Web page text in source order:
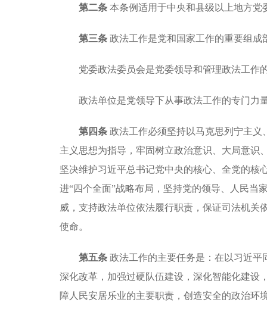
第二条 本条例适用于中央和县级以上地方
第三条 政法工作是党和国家工作的重要组
党委政法委员会是党委领导和管理政法工作
政法单位是党领导下从事政法工作的专门力
第四条 政法工作必须坚持以马克思列宁主义
主义思想为指导，牢固树立政治意识、大局意识
坚决维护习近平总书记党中央的核心、全党的核
进“四个全面”战略布局，坚持党的领导、人民当
威，支持政法单位依法履行职责，保证司法机
使命。
第五条 政法工作的主要任务是：在以习近
深化改革，加强过硬队伍建设，深化智能化建设
障人民安居乐业的主要职责，创造安全的政治